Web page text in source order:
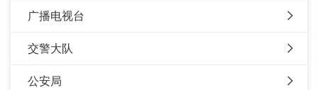
广播电视台
交警大队
公安局